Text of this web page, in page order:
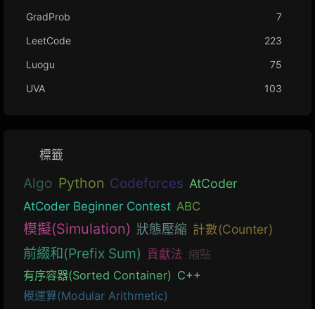
GradProb
7
LeetCode
223
Luogu
75
UVA
103
標籤
Algo Python Codeforces AtCoder
AtCoder Beginner Contest ABC
模擬(Simulation) 狀態壓縮 計數(Counter)
前綴和(Prefix Sum) 貢獻法 縮點
有序容器(Sorted Container) C++
模運算(Modular Arithmetic)